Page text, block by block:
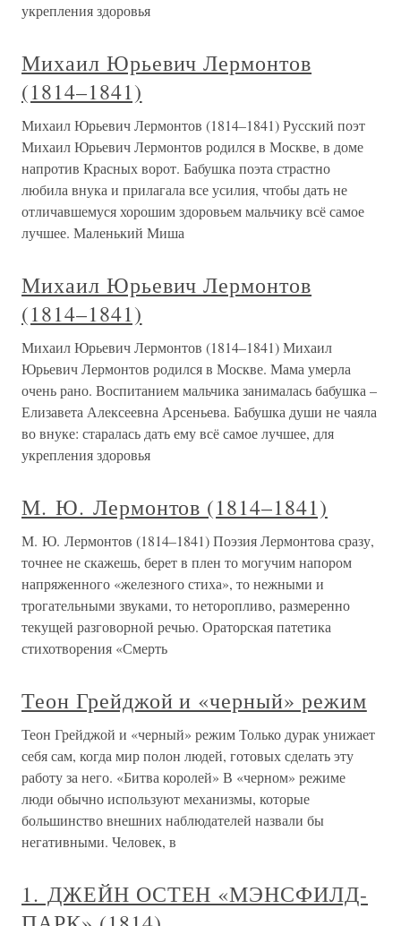
укрепления здоровья
Михаил Юрьевич Лермонтов
(1814–1841)
Михаил Юрьевич Лермонтов (1814–1841) Русский поэт
Михаил Юрьевич Лермонтов родился в Москве, в доме
напротив Красных ворот. Бабушка поэта страстно
любила внука и прилагала все усилия, чтобы дать не
отличавшемуся хорошим здоровьем мальчику всё самое
лучшее. Маленький Миша
Михаил Юрьевич Лермонтов
(1814–1841)
Михаил Юрьевич Лермонтов (1814–1841) Михаил
Юрьевич Лермонтов родился в Москве. Мама умерла
очень рано. Воспитанием мальчика занималась бабушка –
Елизавета Алексеевна Арсеньева. Бабушка души не чаяла
во внуке: старалась дать ему всё самое лучшее, для
укрепления здоровья
М. Ю. Лермонтов (1814–1841)
М. Ю. Лермонтов (1814–1841) Поэзия Лермонтова сразу,
точнее не скажешь, берет в плен то могучим напором
напряженного «железного стиха», то нежными и
трогательными звуками, то неторопливо, размеренно
текущей разговорной речью. Ораторская патетика
стихотворения «Смерть
Теон Грейджой и «черный» режим
Теон Грейджой и «черный» режим Только дурак унижает
себя сам, когда мир полон людей, готовых сделать эту
работу за него. «Битва королей» В «черном» режиме
люди обычно используют механизмы, которые
большинство внешних наблюдателей назвали бы
негативными. Человек, в
1. ДЖЕЙН ОСТЕН «МЭНСФИЛД-